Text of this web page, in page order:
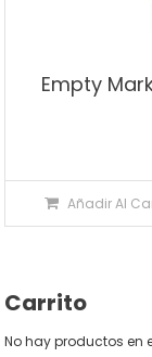
Empty
Añadir Al
Carrito
No hay productos en